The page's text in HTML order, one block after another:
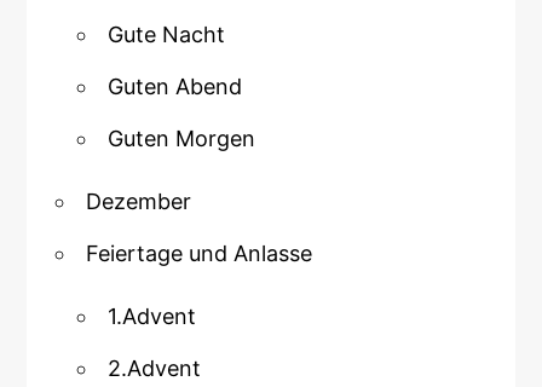
Gute Nacht
Guten Abend
Guten Morgen
Dezember
Feiertage und Anlasse
1.Advent
2.Advent